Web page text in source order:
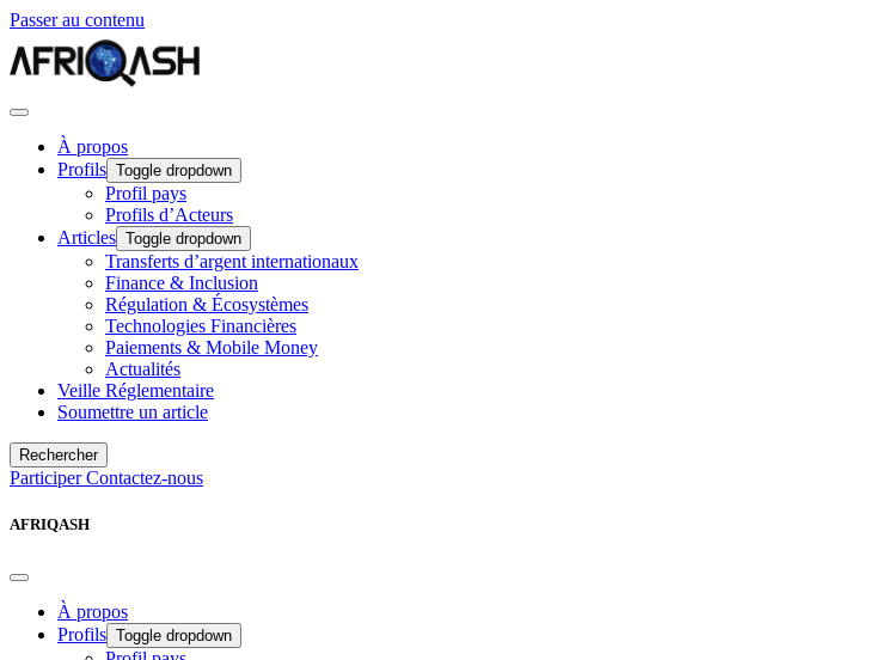
Passer au contenu
À propos
Profils Toggle dropdown
Profil pays
Profils d’Acteurs
Articles Toggle dropdown
Transferts d’argent internationaux
Finance & Inclusion
Régulation & Écosystèmes
Technologies Financières
Paiements & Mobile Money
Actualités
Veille Réglementaire
Soumettre un article
Rechercher
ParticiperContactez-nous
AFRIQASH
À propos
Profils Toggle dropdown